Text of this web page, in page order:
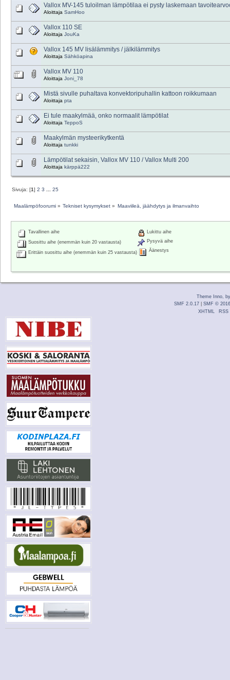
Vallox MV-145 tuloilman lämpötilaa ei pysty laskemaan
Aloittaja SamHoo
Vallox 110 SE
Aloittaja JouKa
Vallox 145 MV lisälämmitys / jälkilämmitys
Aloittaja Sähköapina
Vallox MV 110
Aloittaja Joni_78
Mistä sivulle puhaltava konvektoripuhallin kattoon roikkumaan
Aloittaja pta
Ei tule maakylmää, onko normaalit lämpötilat
Aloittaja TeppoS
Maakylmän mysteerikytkentä
Aloittaja tunkki
Lämpötilat sekaisin, Vallox MV 110 / Vallox Multi 200
Aloittaja kärppä222
Sivuja: [1]2 3 ...25
Maalämpöfoorumi» Tekniset kysymykset » Maaviileä, jäähdytys ja ilmanvaihto
Tavallinen aihe
Suosittu aihe (enemmän kuin 20 vastausta)
Erittäin suosittu aihe (enemmän kuin 25 vastausta)
Lukittu aihe
Pysyvä aihe
Äänestys
Theme Inno,
SMF 2.0.17
SMF © 2016
XHTML
RSS